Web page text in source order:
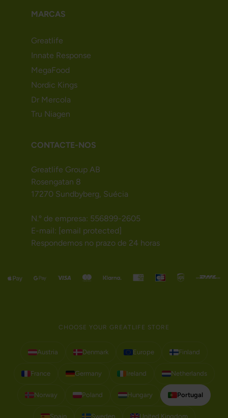
MARCAS
Greatlife
Innate Response
MegaFood
Nordic Kings
Dr Mercola
Tru Niagen
CONTACTE-NOS
Greatlife Group AB
Rosengatan 8
17270 Sundbyberg, Suécia
N.º de empresa: 556899-2605
E-mail: [email protected]
Respondemos no prazo de 24 horas
CHOOSE YOUR GREATLIFE STORE
Austria Denmark Europe Finland
France Germany Ireland Netherlands
Norway Poland Hungary Portugal
Spain Sweden United Kingdom